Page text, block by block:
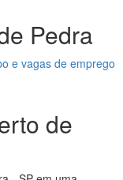
Pedra
e vagas de emprego
de